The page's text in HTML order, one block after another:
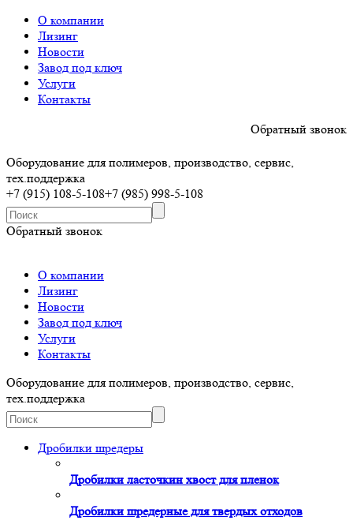
О компании
Лизинг
Новости
Завод под ключ
Услуги
Контакты
Обратный звонок
Оборудование для полимеров, производство, сервис,
тех.поддержка
+7 (915) 108-5-108+7 (985) 998-5-108
Обратный звонок
О компании
Лизинг
Новости
Завод под ключ
Услуги
Контакты
Оборудование для полимеров, производство, сервис,
тех.поддержка
Дробилки шредеры
Дробилки ласточкин хвост для пленок
Дробилки шредерные для твердых отходов